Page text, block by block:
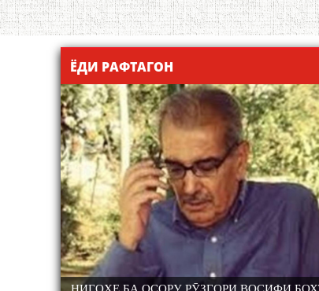
ЁДИ РАФТАГОН